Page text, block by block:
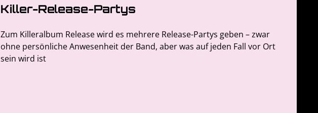
Killer-Release-Partys
Zum Killeralbum Release wird es mehrere Release-Partys geben – zwar
ohne persönliche Anwesenheit der Band, aber was auf jeden Fall vor Ort
sein wird ist